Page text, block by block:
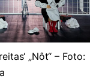
„Nôt“ – Foto: